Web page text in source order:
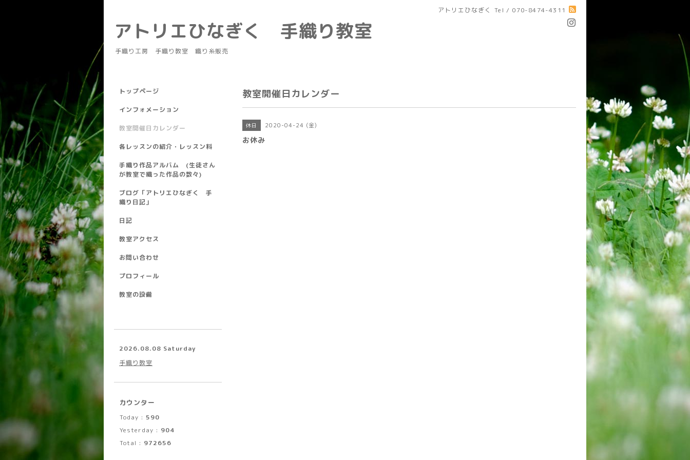
アトリエひなぎく Tel / 070-8474-4311
アトリエひなぎく 手織り教室
手織り工房 手織り教室 織り糸販売
教室開催日カレンダー
休日 2020-04-24 (金)
お休み
トップページ
インフォメーション
教室開催日カレンダー
各レッスンの紹介・レッスン料
手織り作品アルバム (生徒さん
が教室で織った作品の数々)
ブログ「アトリエひなぎく 手
織り日記」
日記
教室アクセス
お問い合わせ
プロフィール
教室の設備
2026.08.08 Saturday
手織り教室
カウンター
Today : 590
Yesterday : 904
Total : 972656